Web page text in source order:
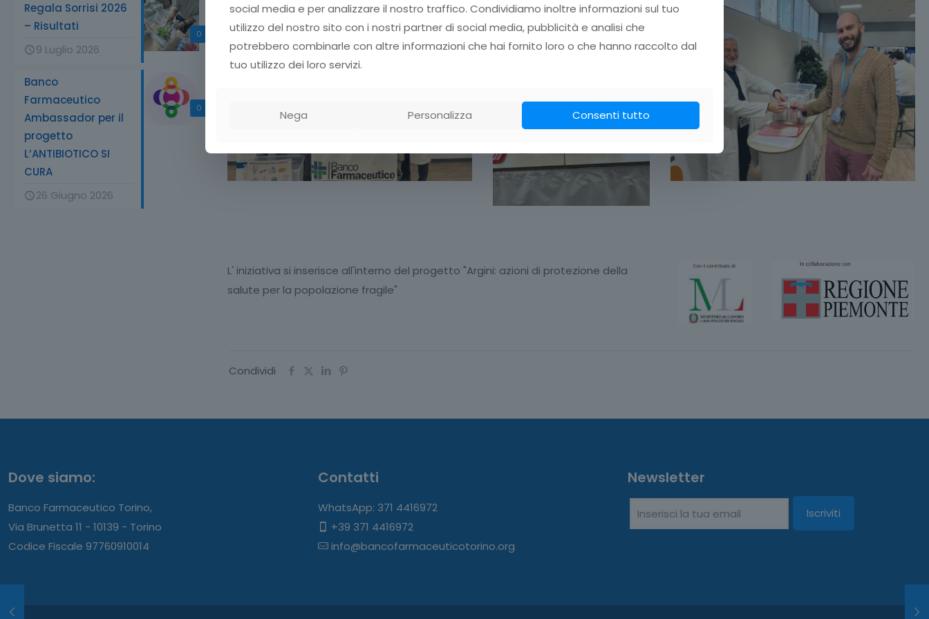
L' iniziativa si inserisce all'interno del progetto "Argini: azioni di protezione della
salute per la popolazione fragile"
Condividi
0
Regala Sorrisi 2026
– Risultati
9 Luglio 2026
0
Banco
Farmaceutico
Ambassador per il
progetto
L’ANTIBIOTICO SI
CURA
26 Giugno 2026
Dove siamo:
Banco Farmaceutico Torino,
Via Brunetta 11 - 10139 - Torino
Codice Fiscale 97760910014
Contatti
WhatsApp: 371 4416972
+39 371 4416972
info@bancofarmaceuticotorino.org
Newsletter
social media e per analizzare il nostro traffico. Condividiamo inoltre informazioni sul tuo
utilizzo del nostro sito con i nostri partner di social media, pubblicità e analisi che
potrebbero combinarle con altre informazioni che hai fornito loro o che hanno raccolto dal
tuo utilizzo dei loro servizi.
Nega Personalizza Consenti tutto